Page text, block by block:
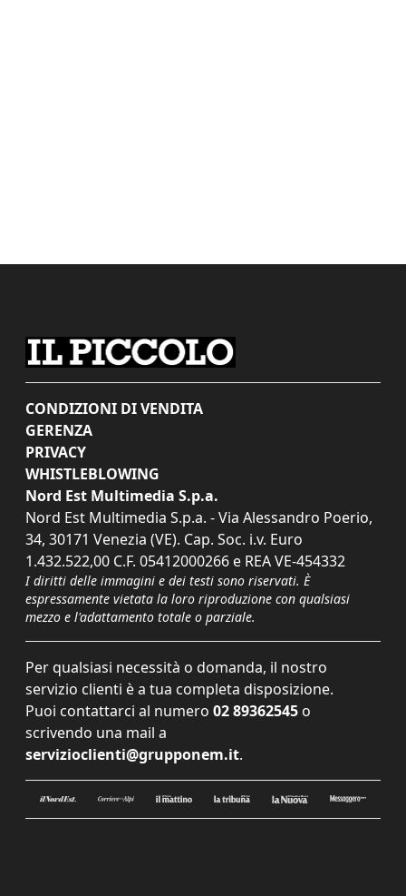
CONDIZIONI DI VENDITA
GERENZA
PRIVACY
WHISTLEBLOWING
Nord Est Multimedia S.p.a.
Nord Est Multimedia S.p.a. - Via Alessandro Poerio,
34, 30171 Venezia (VE). Cap. Soc. i.v. Euro
1.432.522,00 C.F. 05412000266 e REA VE-454332
I diritti delle immagini e dei testi sono riservati. È
espressamente vietata la loro riproduzione con qualsiasi
mezzo e l'adattamento totale o parziale.
Per qualsiasi necessità o domanda, il nostro
servizio clienti è a tua completa disposizione.
Puoi contattarci al numero 02 89362545 o
scrivendo una mail a
servizioclienti@grupponem.it.